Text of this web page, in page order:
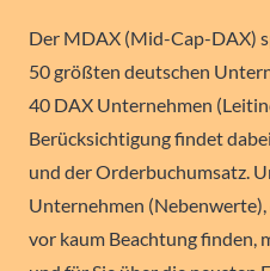
Der MDAX (Mid-Cap-DAX)
50 größten deutschen
40 DAX Unternehmen
Berücksichtigung findet
und der Orderbuchumsatz.
Unternehmen
vor kaum Beachtung finden,